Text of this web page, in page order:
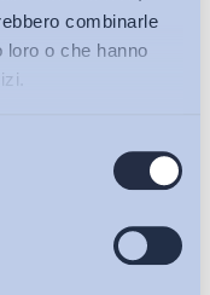
combinarle
o che hanno